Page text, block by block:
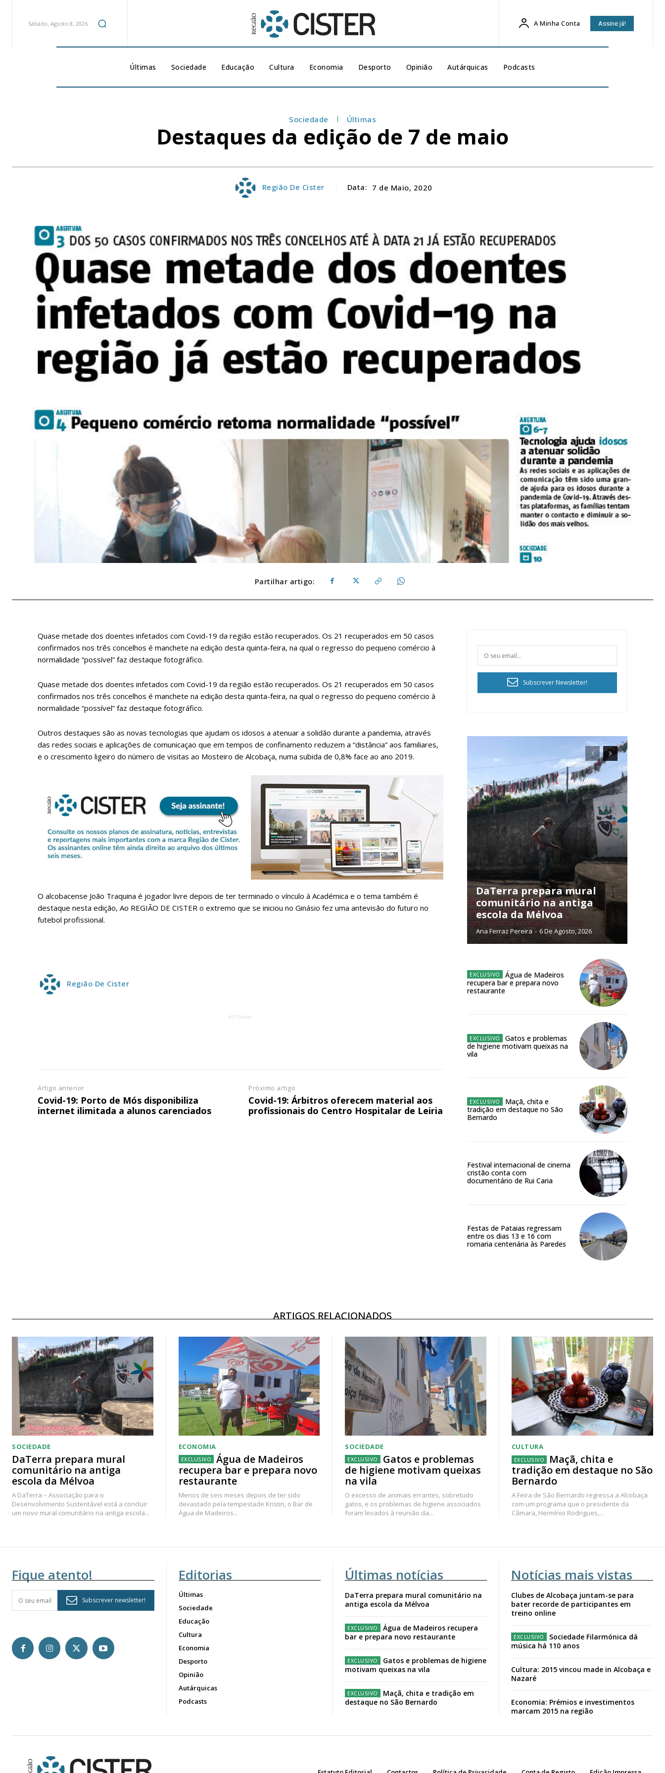
Planos de Assinatura
Faça-se assinante do Região de Cister e ajude-nos a manter este serviço público!
Sendo assinante terá acesso a todos os conteúdos exclusivos e versões digitais.
Escolha o plano de assinatura desejado:
IMPRESSA
ASSINATURA
DIGITAL ANUAL
12 meses
Acesso ao conteúdo online
Acesso aos conteúdos Exclusivos para
Sábado, Agosto 8, 2026 A Minha Conta Assine já!
Últimas Sociedade Educação Cultura Economia Desporto Opinião Autárquicas Podcasts
Sociedade Últimas
Destaques da edição de 7 de maio
Região De Cister Data: 7 de Maio, 2020
Partilhar artigo:
Quase metade dos doentes infetados com Covid-19 da região estão recuperados. Os 21 recuperados em 50 casos
confirmados nos três concelhos é manchete na edição desta quinta-feira, na qual o regresso do pequeno comércio à
normalidade “possível” faz destaque fotográfico.
Quase metade dos doentes infetados com Covid-19 da região estão recuperados. Os 21 recuperados em 50 casos
confirmados nos três concelhos é manchete na edição desta quinta-feira, na qual o regresso do pequeno comércio à
normalidade “possível” faz destaque fotográfico.
Outros destaques são as novas tecnologias que ajudam os idosos a atenuar a solidão durante a pandemia, através
das redes sociais e aplicações de comunicaçao que em tempos de confinamento reduzem a “distância” aos familiares,
e o crescimento ligeiro do número de visitas ao Mosteiro de Alcobaça, numa subida de 0,8% face ao ano 2019.
O alcobacense João Traquina é jogador livre depois de ter terminado o vínculo à Académica e o tema também é
destaque nesta edição, Ao REGIÃO DE CISTER o extremo que se iniciou no Ginásio fez uma antevisão do futuro no
futebol profissional.
Região De Cister
AD Footer
Artigo anterior
Covid-19: Porto de Mós disponibiliza
internet ilimitada a alunos carenciados
Próximo artigo
Covid-19: Árbitros oferecem material aos
profissionais do Centro Hospitalar de Leiria
Subscrever Newsletter!
DaTerra prepara mural
comunitário na antiga
escola da Mélvoa
Ana Ferraz Pereira - 6 De Agosto, 2026
Água de Madeiros
recupera bar e prepara novo
restaurante
Gatos e problemas
de higiene motivam queixas na
vila
Maçã, chita e
tradição em destaque no São
Bernardo
Festival internacional de cinema
cristão conta com
documentário de Rui Caria
Festas de Pataias regressam
entre os dias 13 e 16 com
romaria centenária às Paredes
ARTIGOS RELACIONADOS
SOCIEDADE
DaTerra prepara mural
comunitário na antiga
escola da Mélvoa
A DaTerra – Associação para o
Desenvolvimento Sustentável está a concluir
um novo mural comunitário na antiga escola...
ECONOMIA
Água de Madeiros
recupera bar e prepara novo
restaurante
Menos de seis meses depois de ter sido
devastado pela tempestade Kristin, o Bar de
Água de Madeiros...
SOCIEDADE
Gatos e problemas
de higiene motivam queixas
na vila
O excesso de animais errantes, sobretudo
gatos, e os problemas de higiene associados
foram levados à reunião da...
CULTURA
Maçã, chita e
tradição em destaque no São
Bernardo
A Feira de São Bernardo regressa a Alcobaça
com um programa que o presidente da
Câmara, Hermínio Rodrigues,...
Fique atento!
Subscrever newsletter!
Editorias
Últimas
Sociedade
Educação
Cultura
Economia
Desporto
Opinião
Autárquicas
Podcasts
Últimas notícias
DaTerra prepara mural comunitário na
antiga escola da Mélvoa
Água de Madeiros recupera
bar e prepara novo restaurante
Gatos e problemas de higiene
motivam queixas na vila
Maçã, chita e tradição em
destaque no São Bernardo
Notícias mais vistas
Clubes de Alcobaça juntam-se para
bater recorde de participantes em
treino online
Sociedade Filarmónica dá
música há 110 anos
Cultura: 2015 vincou made in Alcobaça e
Nazaré
Economia: Prémios e investimentos
marcam 2015 na região